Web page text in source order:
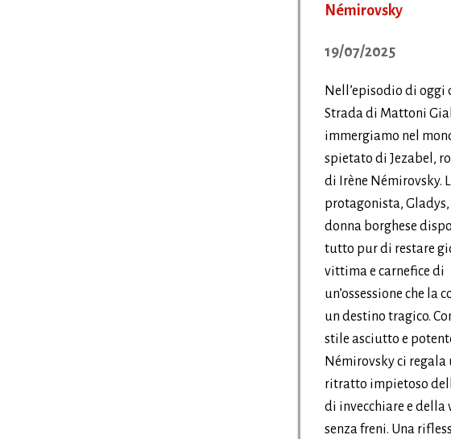
Némirovsky
19/07/2025
Nell’episodio di oggi
Strada di Mattoni
immergiamo nel
spietato di Jezabel,
di Irène Némirovsky.
protagonista, Gladys,
donna borghese
tutto pur di restare
vittima e carnefice di
un’ossessione che la
un destino tragico.
stile asciutto e
Némirovsky ci regala
ritratto impietoso
di invecchiare e della
senza freni. Una